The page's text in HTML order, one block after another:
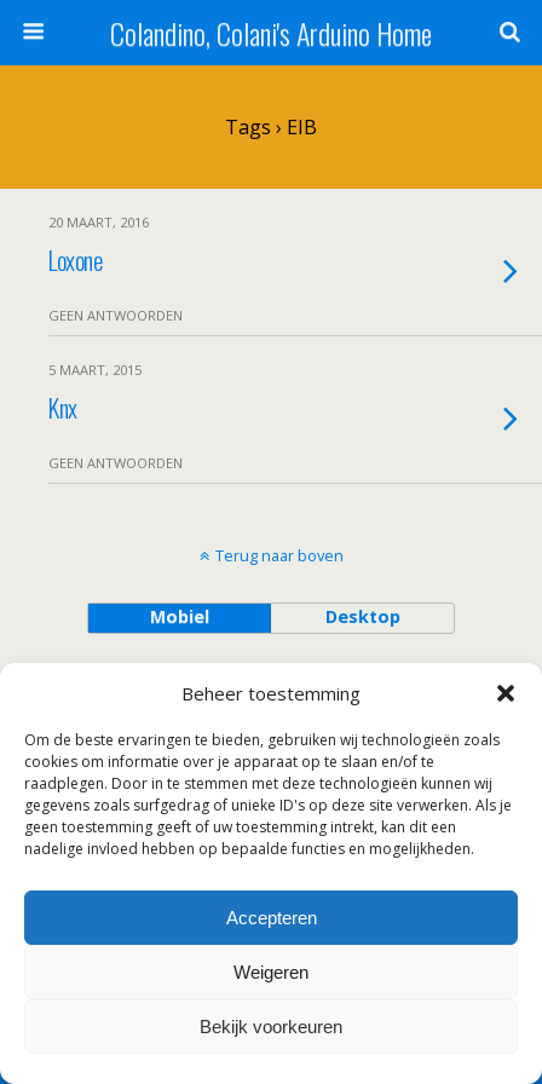
Beheer toestemming
Om de beste ervaringen te bieden, gebruiken wij technologieën zoals
cookies om informatie over je apparaat op te slaan en/of te
raadplegen. Door in te stemmen met deze technologieën kunnen wij
gegevens zoals surfgedrag of unieke ID's op deze site verwerken. Als je
geen toestemming geeft of uw toestemming intrekt, kan dit een
nadelige invloed hebben op bepaalde functies en mogelijkheden.
Accepteren
Weigeren
Bekijk voorkeuren
Colandino, Colani's Arduino Home
Tags › EIB
20 MAART, 2016
Loxone
GEEN ANTWOORDEN
5 MAART, 2015
Knx
GEEN ANTWOORDEN
Terug naar boven
Mobiel Desktop